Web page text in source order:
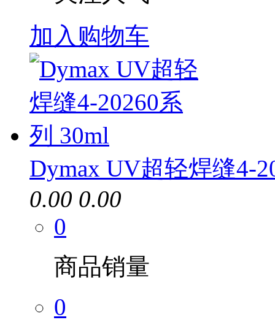
加入购物车
Dymax UV超轻焊缝4-
0.00 0.00
0
商品销量
0